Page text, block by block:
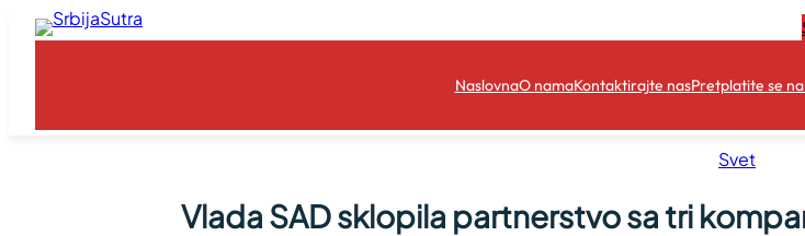
Skoči
NaslovnaO namaKontaktirajte nasPretplatite se
Svet
Vlada SAD sklopila partnerstvo sa tri